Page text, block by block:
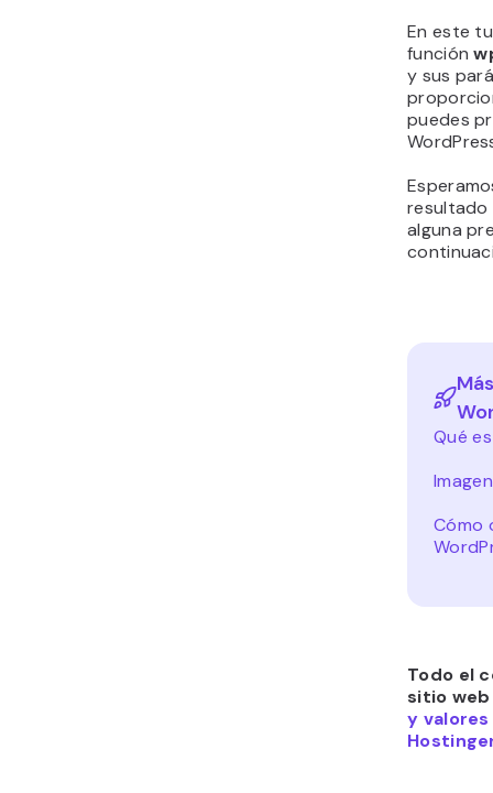
En este
función
y sus
puedes
resultado
alguna
Qué
Cómo
Todo el
sitio
y